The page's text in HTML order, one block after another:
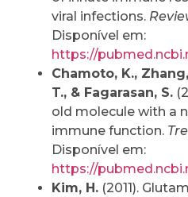
viral infections.
Disponível em:
https://
Chamoto, K.,
T., & Fagarasan, S.
old molecule with a
immune function.
Disponível em:
https://
Kim, H. (2011).